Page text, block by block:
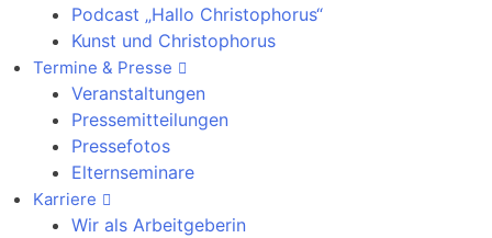
Podcast „Hallo Christophorus“
Kunst und Christophorus
Termine & Presse
Veranstaltungen
Pressemitteilungen
Pressefotos
Elternseminare
Karriere
Wir als Arbeitgeberin